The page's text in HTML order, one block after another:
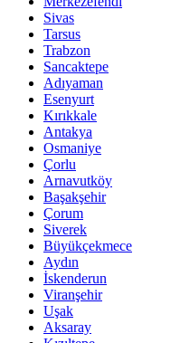
Sivas
Tarsus
Trabzon
Sancaktepe
Adıyaman
Esenyurt
Kırıkkale
Antakya
Osmaniye
Çorlu
Arnavutköy
Başakşehir
Çorum
Siverek
Büyükçekmece
Aydın
İskenderun
Viranşehir
Uşak
Aksaray